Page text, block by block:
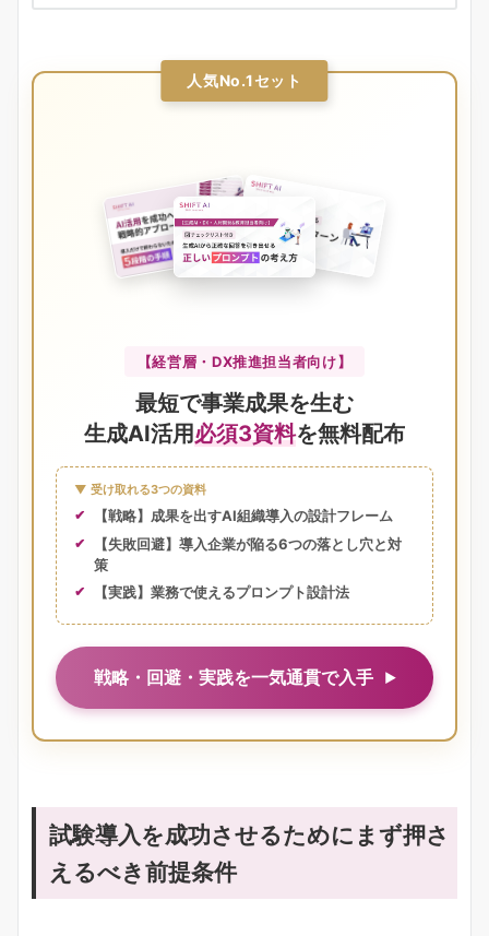
人気No.1セット
【経営層・DX推進担当者向け】
最短で事業成果を生む
生成AI活用必須3資料を無料配布
▼ 受け取れる3つの資料
【戦略】成果を出すAI組織導入の設計フレーム
【失敗回避】導入企業が陥る6つの落とし穴と対
策
【実践】業務で使えるプロンプト設計法
戦略・回避・実践を一気通貫で入手
試験導入を成功させるためにまず押さ
えるべき前提条件